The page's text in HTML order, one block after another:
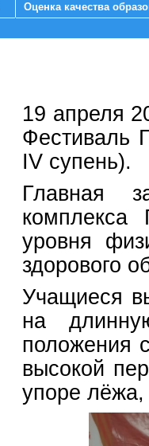
Оценка качества
19 апреля
Фестиваль
IV супень).
Главная
уровня
здорового
Учащиеся
на
положения
высокой
упоре